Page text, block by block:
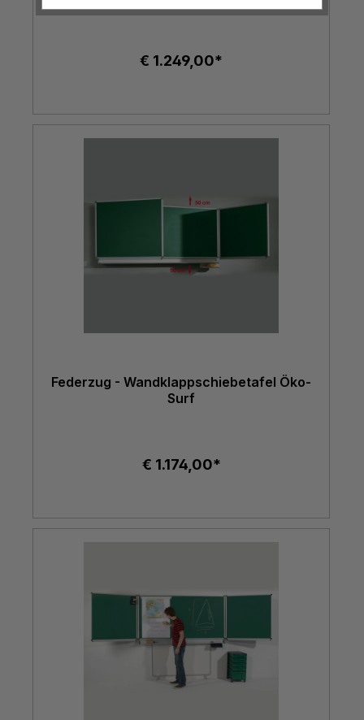
€ 1.249,00*
Federzug - Wandklappschiebetafel Öko-
Surf
€ 1.174,00*